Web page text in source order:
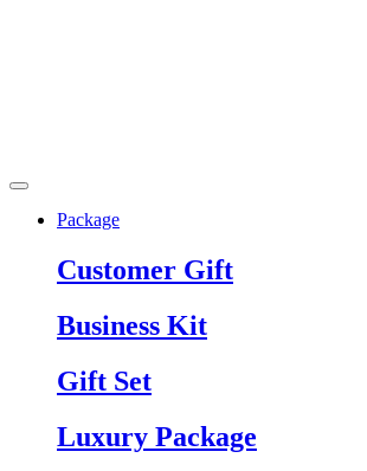
Package
Customer Gift
Business Kit
Gift Set
Luxury Package